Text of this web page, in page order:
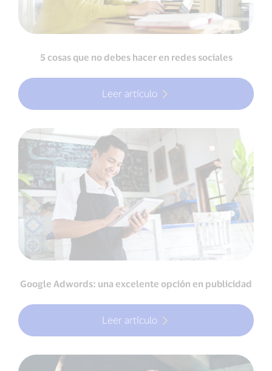
5 cosas que no debes hacer en redes sociales
Leer artículo
Google Adwords: una excelente opción en publicidad
Leer artículo